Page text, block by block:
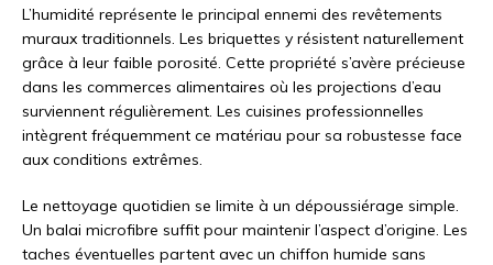
L’humidité représente le principal ennemi des revêtements
muraux traditionnels. Les briquettes y résistent naturellement
grâce à leur faible porosité. Cette propriété s’avère précieuse
dans les commerces alimentaires où les projections d’eau
surviennent régulièrement. Les cuisines professionnelles
intègrent fréquemment ce matériau pour sa robustesse face
aux conditions extrêmes.
Le nettoyage quotidien se limite à un dépoussiérage simple.
Un balai microfibre suffit pour maintenir l’aspect d’origine. Les
taches éventuelles partent avec un chiffon humide sans